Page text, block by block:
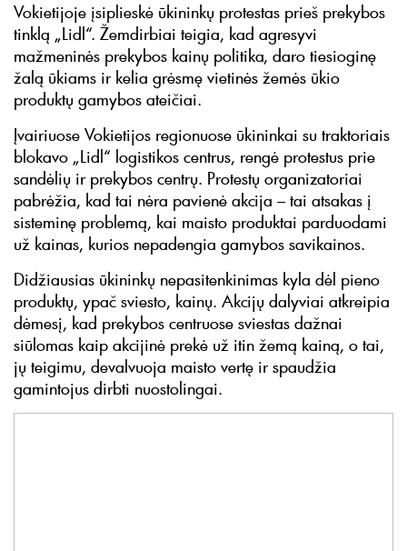
Vokietijoje įsiplieskė ūkininkų protestas prieš prekybos
tinklą „Lidl“. Žemdirbiai teigia, kad agresyvi
mažmeninės prekybos kainų politika, daro tiesioginę
žalą ūkiams ir kelia grėsmę vietinės žemės ūkio
produktų gamybos ateičiai.
Įvairiuose Vokietijos regionuose ūkininkai su traktoriais
blokavo „Lidl“ logistikos centrus, rengė protestus prie
sandėlių ir prekybos centrų. Protestų organizatoriai
pabrėžia, kad tai nėra pavienė akcija – tai atsakas į
sisteminę problemą, kai maisto produktai parduodami
už kainas, kurios nepadengia gamybos savikainos.
Didžiausias ūkininkų nepasitenkinimas kyla dėl pieno
produktų, ypač sviesto, kainų. Akcijų dalyviai atkreipia
dėmesį, kad prekybos centruose sviestas dažnai
siūlomas kaip akcijinė prekė už itin žemą kainą, o tai,
jų teigimu, devalvuoja maisto vertę ir spaudžia
gamintojus dirbti nuostolingai.